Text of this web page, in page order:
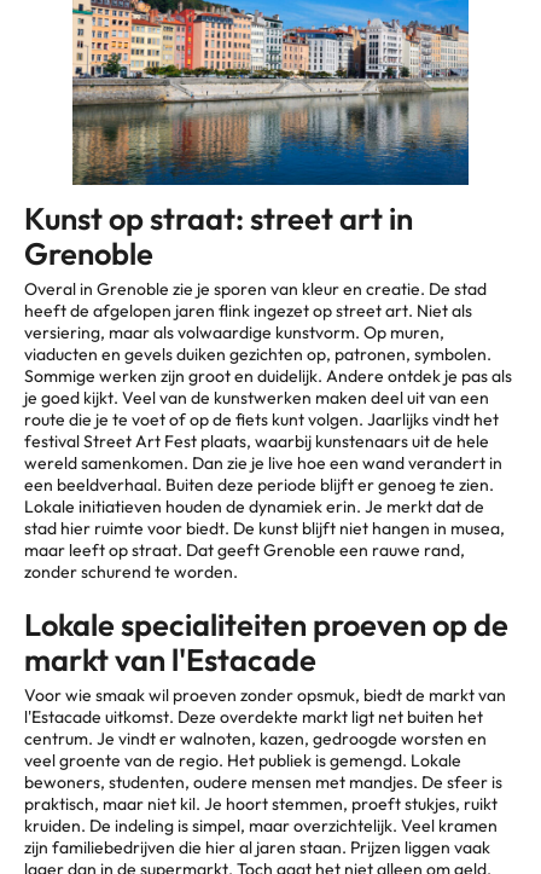
Kunst op straat: street art in
Grenoble
Overal in Grenoble zie je sporen van kleur en creatie. De stad
heeft de afgelopen jaren flink ingezet op street art. Niet als
versiering, maar als volwaardige kunstvorm. Op muren,
viaducten en gevels duiken gezichten op, patronen, symbolen.
Sommige werken zijn groot en duidelijk. Andere ontdek je pas als
je goed kijkt. Veel van de kunstwerken maken deel uit van een
route die je te voet of op de fiets kunt volgen. Jaarlijks vindt het
festival Street Art Fest plaats, waarbij kunstenaars uit de hele
wereld samenkomen. Dan zie je live hoe een wand verandert in
een beeldverhaal. Buiten deze periode blijft er genoeg te zien.
Lokale initiatieven houden de dynamiek erin. Je merkt dat de
stad hier ruimte voor biedt. De kunst blijft niet hangen in musea,
maar leeft op straat. Dat geeft Grenoble een rauwe rand,
zonder schurend te worden.
Lokale specialiteiten proeven op de
markt van l'Estacade
Voor wie smaak wil proeven zonder opsmuk, biedt de markt van
l'Estacade uitkomst. Deze overdekte markt ligt net buiten het
centrum. Je vindt er walnoten, kazen, gedroogde worsten en
veel groente van de regio. Het publiek is gemengd. Lokale
bewoners, studenten, oudere mensen met mandjes. De sfeer is
praktisch, maar niet kil. Je hoort stemmen, proeft stukjes, ruikt
kruiden. De indeling is simpel, maar overzichtelijk. Veel kramen
zijn familiebedrijven die hier al jaren staan. Prijzen liggen vaak
lager dan in de supermarkt. Toch gaat het niet alleen om geld.